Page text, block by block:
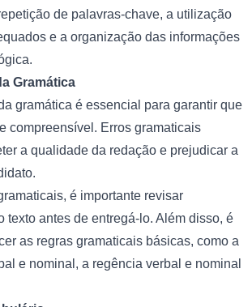
de palavras-chave, a utilização
e a organização das informações
Gramática
gramática é essencial para garantir que
compreensível. Erros gramaticais
a qualidade da redação e prejudicar a
é importante revisar
texto antes de entregá-lo. Além disso, é
as regras gramaticais básicas, como a
e nominal, a regência verbal e nominal